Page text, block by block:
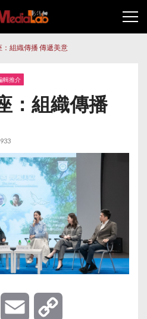
組織傳播 傳遞美意
輯推介
：組織傳播
WeChat Email